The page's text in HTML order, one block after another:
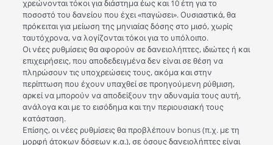
χρεώνονται τόκοι για διάστημα έως και 10 έτη για το
ποσοστό του δανείου που έχει «παγώσει». Ουσιαστικά, θα
πρόκειται για μείωση της μηνιαίας δόσης στο μισό, χωρίς
ταυτόχρονα, να λογίζονται τόκοι για το υπόλοιπο.
Οι νέες ρυθμίσεις θα αφορούν σε δανειολήπτες, ιδιώτες ή και
επιχειρήσεις, που αποδεδειγμένα δεν είναι σε θέση να
πληρώσουν τις υποχρεώσεις τους, ακόμα και στην
περίπτωση που έχουν υπαχθεί σε προηγούμενη ρύθμιση,
αρκεί να μπορούν να αποδείξουν την αδυναμία τους αυτή,
ανάλογα και με το εισόδημα και την περιουσιακή τους
κατάσταση.
Επίσης, οι νέες ρυθμίσεις θα προβλέπουν bonus (π.χ. με τη
μορφή άτοκων δόσεων κ.α.), σε όσους δανειολήπτες είναι